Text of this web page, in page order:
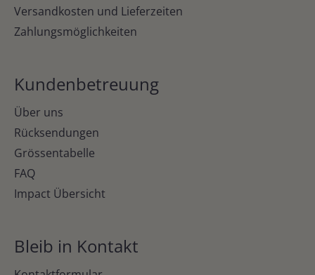
Versandkosten und Lieferzeiten
Zahlungsmöglichkeiten
Kundenbetreuung
Über uns
Rücksendungen
Grössentabelle
FAQ
Impact Übersicht
Bleib in Kontakt